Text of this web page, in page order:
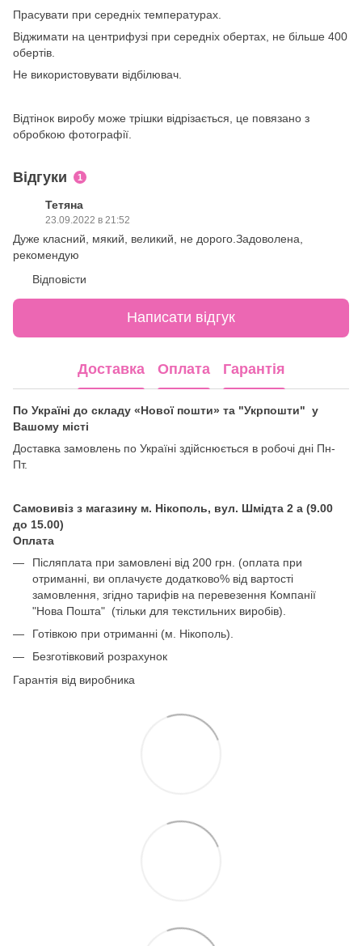
Прасувати при середніх температурах.
Віджимати на центрифузі при середніх обертах, не більше 400
обертів.
Не використовувати відбілювач.
Відтінок виробу може трішки відрізається, це повязано з
обробкою фотографії.
Відгуки 1
Тетяна
23.09.2022 в 21:52
Дуже класний, мякий, великий, не дорого.Задоволена,
рекомендую
Відповісти
Написати відгук
Доставка Оплата Гарантія
По Україні до складу «Нової пошти» та "Укрпошти" у
Вашому місті
Доставка замовлень по Україні здійснюється в робочі дні Пн-
Пт.
Самовивіз з магазину м. Нікополь, вул. Шмідта 2 а (9.00
до 15.00)
Оплата
Післяплата при замовлені від 200 грн. (оплата при
отриманні, ви оплачуєте додатково% від вартості
замовлення, згідно тарифів на перевезення Компанії
"Нова Пошта" (тільки для текстильних виробів).
Готівкою при отриманні (м. Нікополь).
Безготівковий розрахунок
Гарантія від виробника